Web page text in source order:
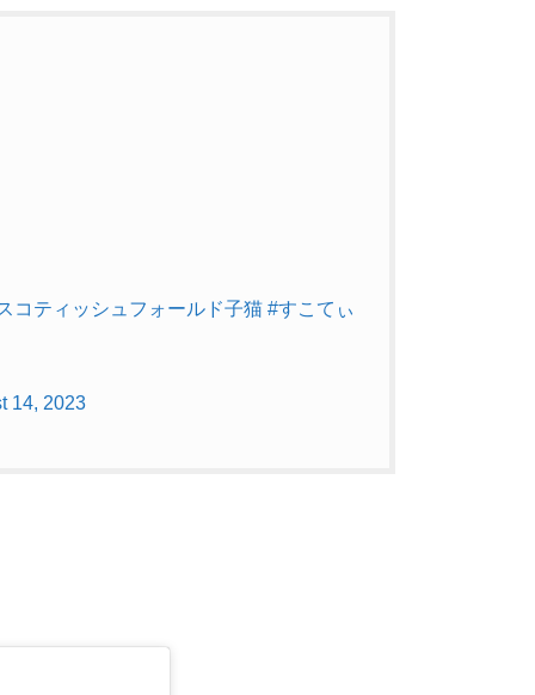
コティッシュフォールド子猫 #すこてぃ
14, 2023